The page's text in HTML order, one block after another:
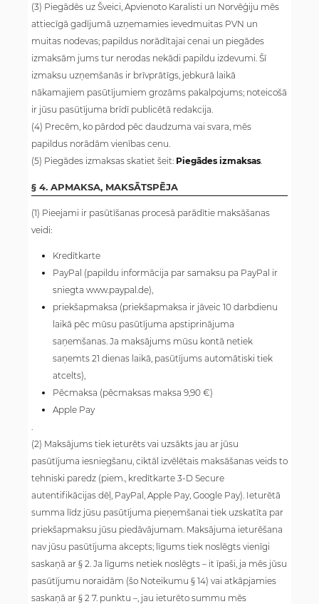
(3) Piegādēs uz Šveici, Apvienoto Karalisti un Norvēģiju mēs
attiecīgā gadījumā uzņemamies ievedmuitas PVN un
muitas nodevas; papildus norādītajai cenai un piegādes
izmaksām jums tur nerodas nekādi papildu izdevumi. Šī
izmaksu uzņemšanās ir brīvprātīgs, jebkurā laikā
nākamajiem pasūtījumiem grozāms pakalpojums; noteicošā
ir jūsu pasūtījuma brīdī publicētā redakcija.
(4) Precēm, ko pārdod pēc daudzuma vai svara, mēs
papildus norādām vienības cenu.
(5) Piegādes izmaksas skatiet šeit: Piegādes izmaksas.
§ 4. APMAKSA, MAKSĀTSPĒJA
(1) Pieejami ir pasūtīšanas procesā parādītie maksāšanas
veidi:
Kredītkarte
PayPal (papildu informācija par samaksu pa PayPal ir
sniegta www.paypal.de),
priekšapmaksa (priekšapmaksa ir jāveic 10 darbdienu
laikā pēc mūsu pasūtījuma apstiprinājuma
saņemšanas. Ja maksājums mūsu kontā netiek
saņemts 21 dienas laikā, pasūtījums automātiski tiek
atcelts),
Pēcmaksa (pēcmaksas maksa 9,90 €)
Apple Pay
.
(2) Maksājums tiek ieturēts vai uzsākts jau ar jūsu
pasūtījuma iesniegšanu, ciktāl izvēlētais maksāšanas veids to
tehniski paredz (piem., kredītkarte 3-D Secure
autentifikācijas dēļ, PayPal, Apple Pay, Google Pay). Ieturētā
summa līdz jūsu pasūtījuma pieņemšanai tiek uzskatīta par
priekšapmaksu jūsu piedāvājumam. Maksājuma ieturēšana
nav jūsu pasūtījuma akcepts; līgums tiek noslēgts vienīgi
saskaņā ar § 2. Ja līgums netiek noslēgts – it īpaši, ja mēs jūsu
pasūtījumu noraidām (šo Noteikumu § 14) vai atkāpjamies
saskaņā ar § 2 7. punktu –, jau ieturēto summu mēs